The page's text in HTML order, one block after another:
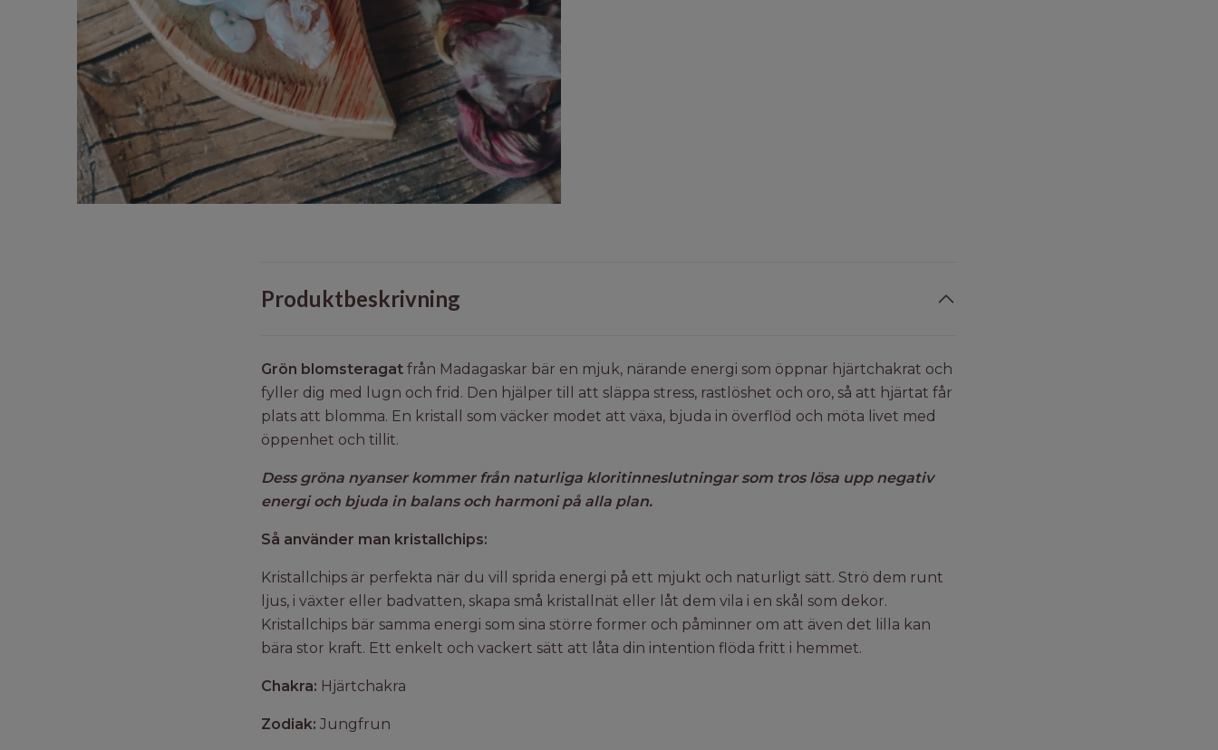
Produktbeskrivning
Grön blomsteragat från Madagaskar bär en mjuk, närande energi som öppnar hjärtchakrat och
fyller dig med lugn och frid. Den hjälper till att släppa stress, rastlöshet och oro, så att hjärtat får
plats att blomma. En kristall som väcker modet att växa, bjuda in överflöd och möta livet med
öppenhet och tillit.
Dess gröna nyanser kommer från naturliga kloritinneslutningar som tros lösa upp negativ
energi och bjuda in balans och harmoni på alla plan.
Så använder man kristallchips:
Kristallchips är perfekta när du vill sprida energi på ett mjukt och naturligt sätt. Strö dem runt
ljus, i växter eller badvatten, skapa små kristallnät eller låt dem vila i en skål som dekor.
Kristallchips bär samma energi som sina större former och påminner om att även det lilla kan
bära stor kraft. Ett enkelt och vackert sätt att låta din intention flöda fritt i hemmet.
Chakra: Hjärtchakra
Zodiak: Jungfrun